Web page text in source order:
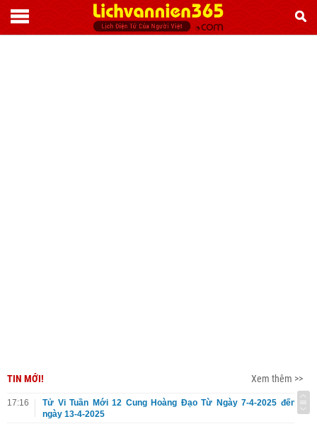
TIN MỚI! Xem thêm >>
17:16
Tử Vi Tuần Mới 12 Cung Hoàng Đạo Từ Ngày 7-4-2025 đến
ngày 13-4-2025